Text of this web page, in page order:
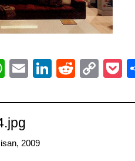
WhatsApp
EmailLinkedIn
Reddit
2009